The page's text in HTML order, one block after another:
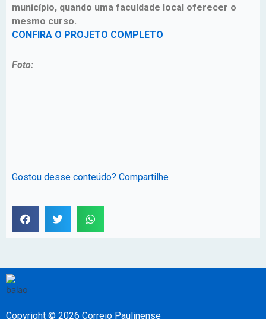
município, quando uma faculdade local oferecer o
mesmo curso.
CONFIRA O PROJETO COMPLETO
Foto:
Gostou desse conteúdo? Compartilhe
Copyright © 2026 Correio Paulinense